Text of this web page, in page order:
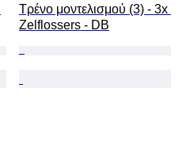
Τρένο μοντελισμού (3) - 3x
Zelflossers - DB